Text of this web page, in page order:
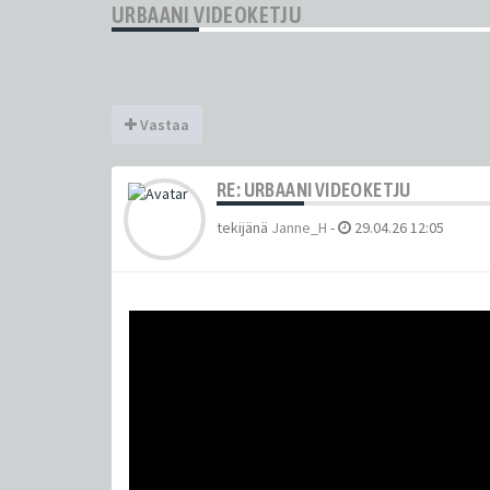
URBAANI VIDEOKETJU
Vastaa
RE: URBAANI VIDEOKETJU
tekijänä Janne_H - 29.04.26 12:05